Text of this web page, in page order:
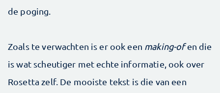
de poging.
Zoals te verwachten is er ook een making-ofen die
is wat scheutiger met echte informatie, ook over
Rosetta zelf. De mooiste tekst is die van een